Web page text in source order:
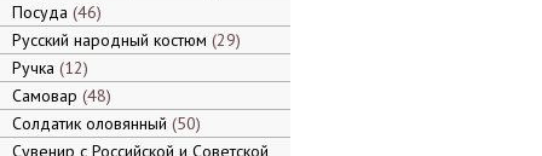
Посуда 46
Русский народный костюм 29
Ручка 12
Самовар 48
Солдатик оловянный 50
Сувенир с Российской и Советской